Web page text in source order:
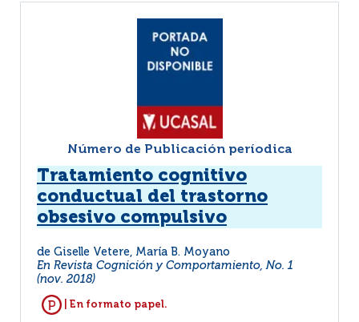
Número de Publicación períodica
Tratamiento cognitivo
conductual del trastorno
obsesivo compulsivo
de Giselle Vetere, María B. Moyano
En Revista Cognición y Comportamiento, No. 1
(nov. 2018)
| En formato papel.